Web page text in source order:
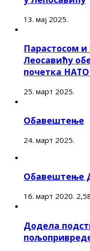
13. мај 2025.
Парастосом
Леосавићу
почетка НАТО
25. март 2025.
Обавештење
24. март 2025.
Обавештење
16. март 2020.
Додела